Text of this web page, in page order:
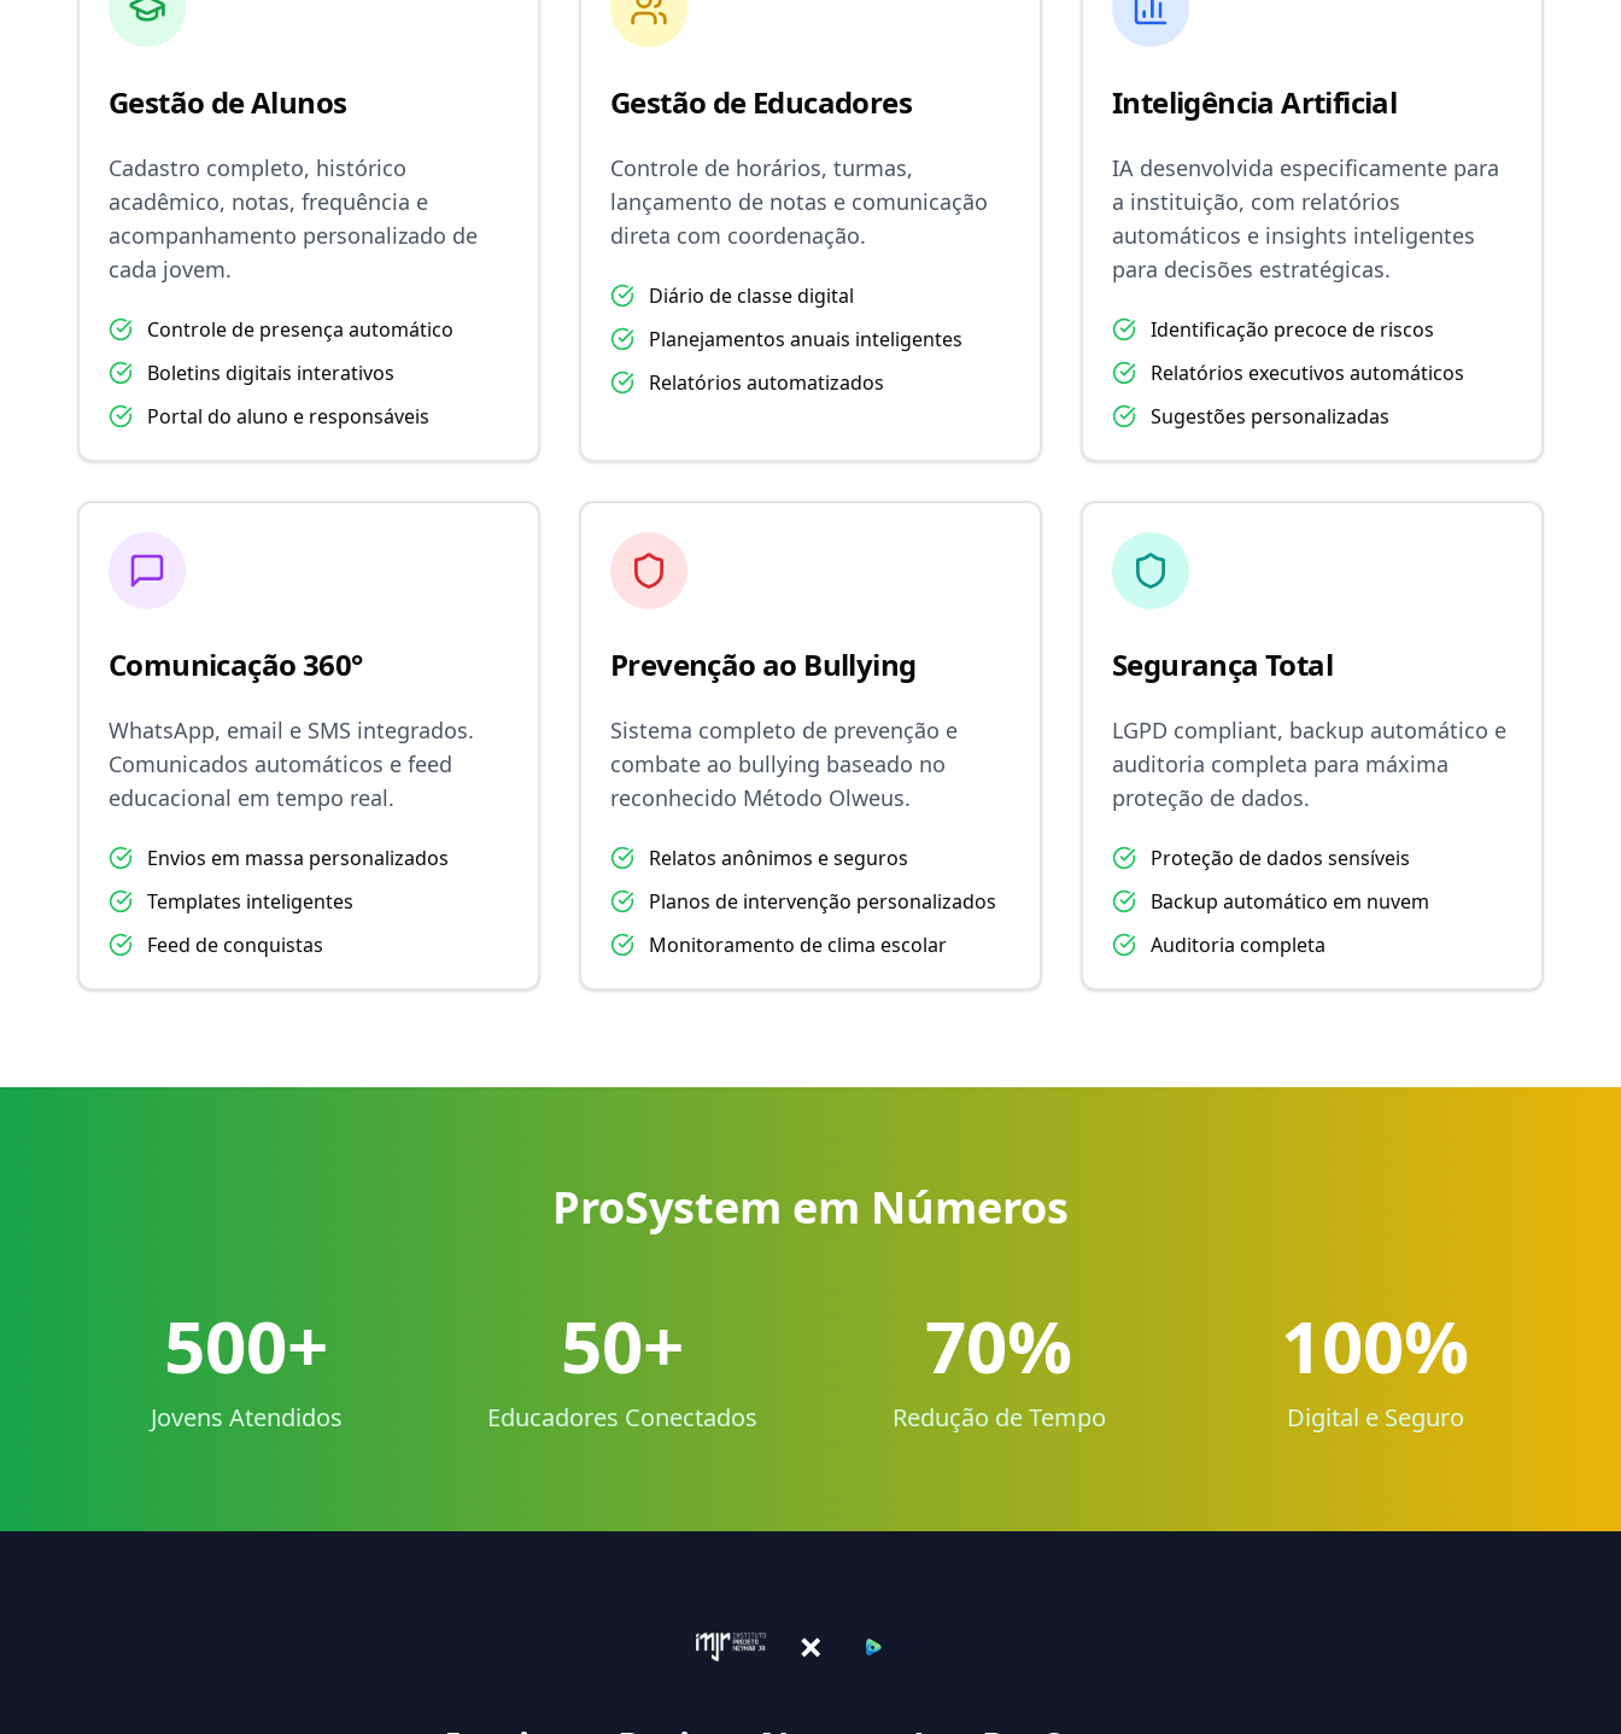
Gestão de Alunos
Cadastro completo, histórico
acadêmico, notas, frequência e
acompanhamento personalizado de
cada jovem.
Controle de presença automático
Boletins digitais interativos
Portal do aluno e responsáveis
Gestão de Educadores
Controle de horários, turmas,
lançamento de notas e comunicação
direta com coordenação.
Diário de classe digital
Planejamentos anuais inteligentes
Relatórios automatizados
Inteligência Artificial
IA desenvolvida especificamente para
a instituição, com relatórios
automáticos e insights inteligentes
para decisões estratégicas.
Identificação precoce de riscos
Relatórios executivos automáticos
Sugestões personalizadas
Comunicação 360°
WhatsApp, email e SMS integrados.
Comunicados automáticos e feed
educacional em tempo real.
Envios em massa personalizados
Templates inteligentes
Feed de conquistas
Prevenção ao Bullying
Sistema completo de prevenção e
combate ao bullying baseado no
reconhecido Método Olweus.
Relatos anônimos e seguros
Planos de intervenção personalizados
Monitoramento de clima escolar
Segurança Total
LGPD compliant, backup automático e
auditoria completa para máxima
proteção de dados.
Proteção de dados sensíveis
Backup automático em nuvem
Auditoria completa
ProSystem em Números
500+
Jovens Atendidos
50+
Educadores Conectados
70%
Redução de Tempo
100%
Digital e Seguro
×